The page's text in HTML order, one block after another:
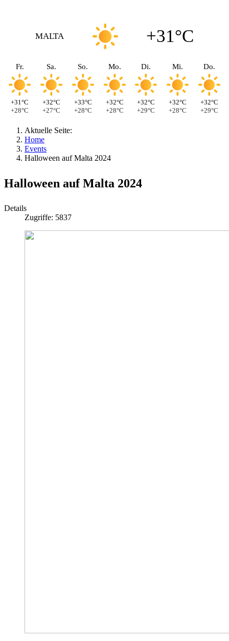
MALTA +31°C
Fr.
+31°C
+28°C
Sa.
+32°C
+27°C
So.
+33°C
+28°C
Mo.
+32°C
+28°C
Di.
+32°C
+29°C
Mi.
+32°C
+28°C
Do.
+32°C
+29°C
Aktuelle Seite:
Home
Events
Halloween auf Malta 2024
Halloween auf Malta 2024
Details
Zugriffe: 5837